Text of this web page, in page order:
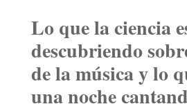
Lo que la ciencia
descubriendo
de la música y lo
una noche